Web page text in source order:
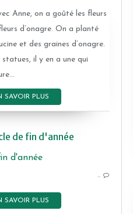
Anne, on a goûté les fleurs
d’onagre. On a planté
et des graines d’onagre.
il y en a une qui
SAVOIR PLUS
de fin d'année
…
SAVOIR PLUS